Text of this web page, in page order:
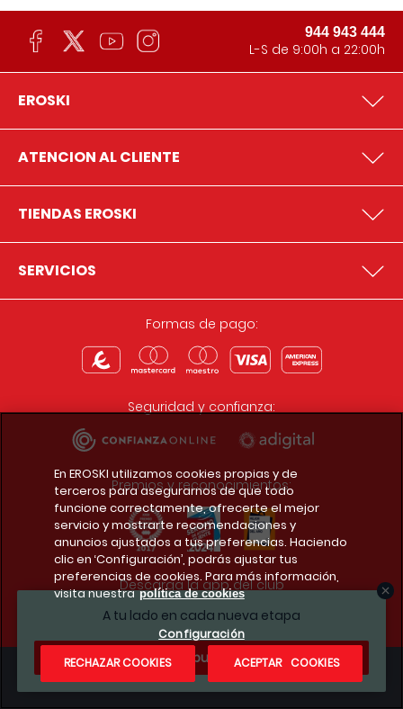
A tu lado en cada nueva etapa
¿Te apuntas?
944 943 444
L-S de 9:00h a 22:00h
EROSKI
ATENCION AL CLIENTE
TIENDAS EROSKI
SERVICIOS
Formas de pago:
Seguridad y confianza:
Premios y reconocimientos:
Descarga la app del club
Condiciones legales
En EROSKI utilizamos cookies propias y de
terceros para asegurarnos de que todo
funcione correctamente, ofrecerte el mejor
servicio y mostrarte recomendaciones y
anuncios ajustados a tus preferencias. Haciendo
clic en ‘Configuración’, podrás ajustar tus
preferencias de cookies. Para más información,
visita nuestra política de cookies
Configuración
RECHAZAR COOKIES
ACEPTAR COOKIES